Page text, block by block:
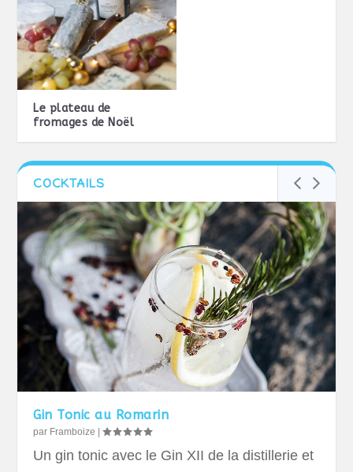
Le plateau de
fromages de Noël
COCKTAILS
Gin Tonic au Romarin
par Framboize |
Un gin tonic avec le Gin XII de la distillerie et